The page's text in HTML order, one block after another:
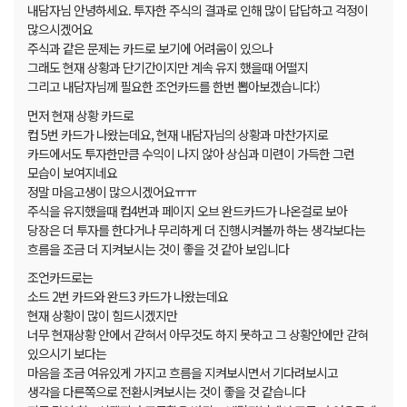
내담자님 안녕하세요. 투자한 주식의 결과로 인해 많이 답답하고 걱정이
많으시겠어요
주식과 같은 문제는 카드로 보기에 어려움이 있으나
그래도 현재 상황과 단기간이지만 계속 유지 했을때 어떨지
그리고 내담자님께 필요한 조언카드를 한번 뽑아보겠습니다:)
먼저 현재 상황 카드로
컵 5번 카드가 나왔는데요, 현재 내담자님의 상황과 마찬가지로
카드에서도 투자한만큼 수익이 나지 않아 상심과 미련이 가득한 그런
모습이 보여지네요
정말 마음고생이 많으시겠어요ㅠㅠ
주식을 유지했을때 컵4번과 페이지 오브 완드카드가 나온걸로 보아
당장은 더 투자를 한다거나 무리하게 더 진행시켜볼까 하는 생각보다는
흐름을 조금 더 지켜보시는 것이 좋을 것 같아 보입니다
조언카드로는
소드 2번 카드와 완드3 카드가 나왔는데요
현재 상황이 많이 힘드시겠지만
너무 현재상황 안에서 갇혀서 아무것도 하지 못하고 그 상황안에만 갇혀
있으시기 보다는
마음을 조금 여유있게 가지고 흐름을 지켜보시면서 기다려보시고
생각을 다른쪽으로 전환시켜보시는 것이 좋을 것 같습니다